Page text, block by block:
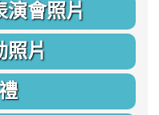
演會照片
照片